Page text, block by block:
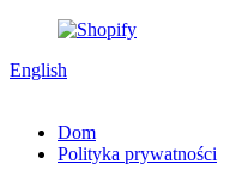
English
Dom
Polityka prywatności